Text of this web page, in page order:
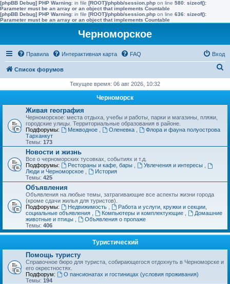
[phpBB Debug] PHP Warning: in file [ROOT]/phpbb/session.php on line 580: sizeof():
Parameter must be an array or an object that implements Countable
[phpBB Debug] PHP Warning: in file [ROOT]/phpbb/session.php on line 636: sizeof():
Parameter must be an array or an object that implements Countable
Черноморское
Правила Интерактивная карта FAQ Вход
Список форумов
с
Текущее время: 06 авг 2026, 10:32
Черноморск
Живая география
Черноморское: места отдыха, учебы и работы, парки и магазины, пляжи,
городские улицы. Территориальные образования в районе.
Подфорумы:
Межводное Оленевка
Флора и фауна полуострова
Тарханкут
Темы: 173
Новости и жизнь
Все о черноморских тусовках, событиях и т.д.
Подфорумы:
Рестораны и кафе, бары Увлечения и интересы
Люди и Черноморское
История
Темы: 425
Объявления
Объявления на любые темы, затрагивающие все аспекты жизни города
(кроме сдачи жилья для туристов).
Подфорумы:
Недвижимость
Работа и услуги, кружки и секции,
социальные объявления
Компьютеры и комплектующие
Домашние
животные и птицы
Объявления о пропаже
Темы: 406
Туристический
Помощь туристу
Справочное бюро для туриста, собирающегося отдохнуть в Черноморске и
его окрестностях.
Подфорум:
О пансионатах и гостиницах (условия проживания)
Темы: 194